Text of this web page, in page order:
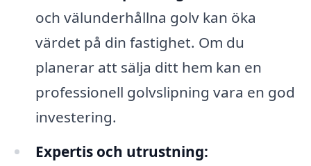
och välunderhållna golv kan öka
värdet på din fastighet. Om du
planerar att sälja ditt hem kan en
professionell golvslipning vara en god
investering.
Expertis och utrustning: